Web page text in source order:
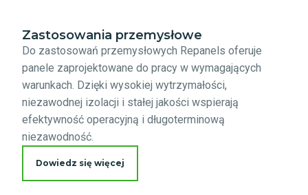
Zastosowania przemysłowe
Do zastosowań przemysłowych Repanels oferuje
panele zaprojektowane do pracy w wymagających
warunkach. Dzięki wysokiej wytrzymałości,
niezawodnej izolacji i stałej jakości wspierają
efektywność operacyjną i długoterminową
niezawodność.
Dowiedz się więcej